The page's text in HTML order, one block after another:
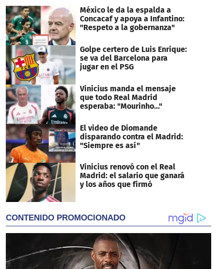
México le da la espalda a
Concacaf y apoya a Infantino:
"Respeto a la gobernanza"
Golpe certero de Luis Enrique:
se va del Barcelona para
jugar en el PSG
Vinicius manda el mensaje
que todo Real Madrid
esperaba: "Mourinho..."
El video de Diomande
disparando contra el Madrid:
"Siempre es así"
Vinicius renovó con el Real
Madrid: el salario que ganará
y los años que firmó